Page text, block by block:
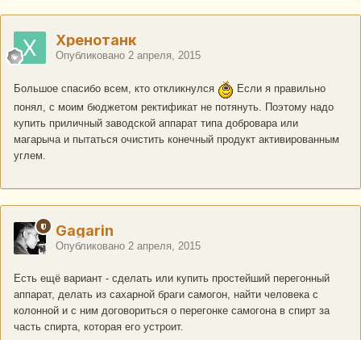
Хренотанк
Опубликовано 2 апреля, 2015
Большое спасибо всем, кто откликнулся
Если я правильно
понял, с моим бюджетом ректификат не потянуть. Поэтому надо
купить приличный заводской аппарат типа добровара или
магарыча и пытаться очистить конечный продукт активированным
углем.
Gagarin
Опубликовано 2 апреля, 2015
Есть ещё вариант - сделать или купить простейший перегонный
аппарат, делать из сахарной браги самогон, найти человека с
колонной и с ним договориться о перегонке самогона в спирт за
часть спирта, которая его устроит.